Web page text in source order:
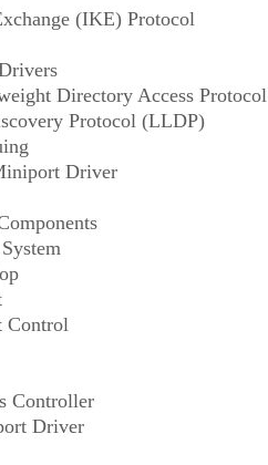
(IKE) Protocol
Directory Access Protocol
Protocol (LLDP)
Driver
Control
Controller
Driver